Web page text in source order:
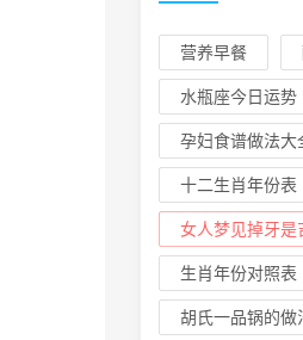
营养早餐
水瓶座今日运势
孕妇食谱做法大
十二生肖年份表
女人梦见掉牙是
生肖年份对照表
胡氏一品锅的做